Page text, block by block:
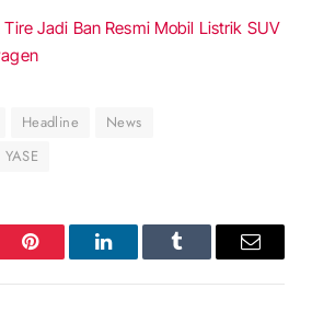
Jadi Ban Resmi Mobil Listrik SUV
Headline
News
YASE
Pinterest LinkedInTumblr Email